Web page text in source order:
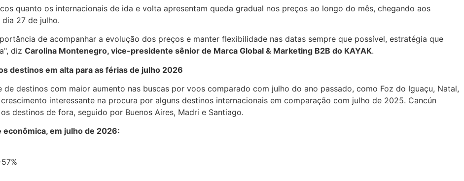
quanto os internacionais de ida e volta apresentam queda gradual nos preços ao longo do mês, chegando aos
27 de julho.
de acompanhar a evolução dos preços e manter flexibilidade nas datas sempre que possível, estratégia que
diz Carolina Montenegro, vice-presidente sênior de Marca Global & Marketing B2B do KAYAK.
destinos em alta para as férias de julho 2026
de destinos com maior aumento nas buscas por voos comparado com julho do ano passado, como Foz do Iguaçu, Natal,
interessante na procura por alguns destinos internacionais em comparação com julho de 2025. Cancún
destinos de fora, seguido por Buenos Aires, Madri e Santiago.
econômica, em julho de 2026: